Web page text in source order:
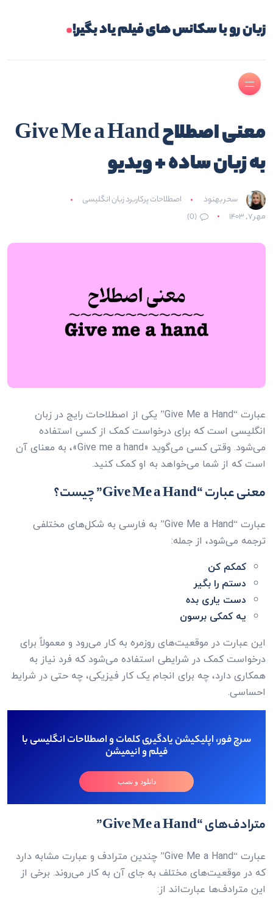
زبان رو با سکانس های فیلم یاد بگیر!.
معنی اصطلاح Give Me a Hand
به زبان ساده + ویدیو
سحر بهنود
اصطلاحات پرکاربرد زبان انگلیسی
مهر ۷, ۱۴۰۳
(0)
عبارت “Give Me a Hand” یکی از اصطلاحات رایج در زبان
انگلیسی است که برای درخواست کمک از کسی استفاده
می‌شود. وقتی کسی می‌گوید «Give me a hand»، به معنای آن
است که از شما می‌خواهد به او کمک کنید.
معنی عبارت “Give Me a Hand” چیست؟
عبارت “Give Me a Hand” به فارسی به شکل‌های مختلفی
ترجمه می‌شود، از جمله:
کمکم کن
دستم را بگیر
دست یاری بده
یه کمکی برسون
این عبارت در موقعیت‌های روزمره به کار می‌رود و معمولاً برای
درخواست کمک در شرایطی استفاده می‌شود که فرد نیاز به
همکاری دارد، چه برای انجام یک کار فیزیکی، چه حتی در شرایط
احساسی.
سرچ فور، اپلیکیشن یادگیری کلمات و اصطلاحات انگلیسی با
فیلم و انیمیشن
دانلود و نصب
مترادف‌های “Give Me a Hand”
عبارت “Give Me a Hand” چندین مترادف و عبارت مشابه دارد
که در موقعیت‌های مختلف به جای آن به کار می‌روند. برخی از
این مترادف‌ها عبارت‌اند از: